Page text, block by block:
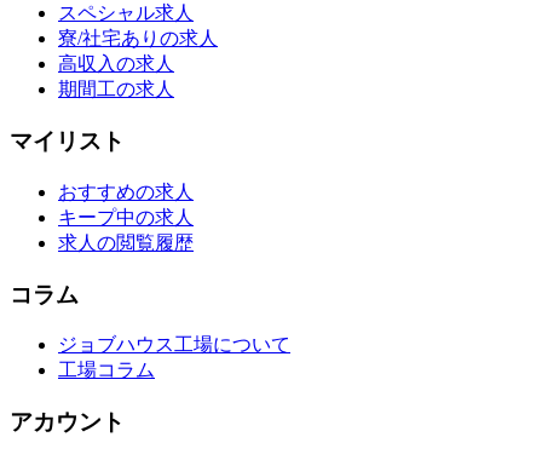
スペシャル求人
寮/社宅ありの求人
高収入の求人
期間工の求人
マイリスト
おすすめの求人
キープ中の求人
求人の閲覧履歴
コラム
ジョブハウス工場について
工場コラム
アカウント